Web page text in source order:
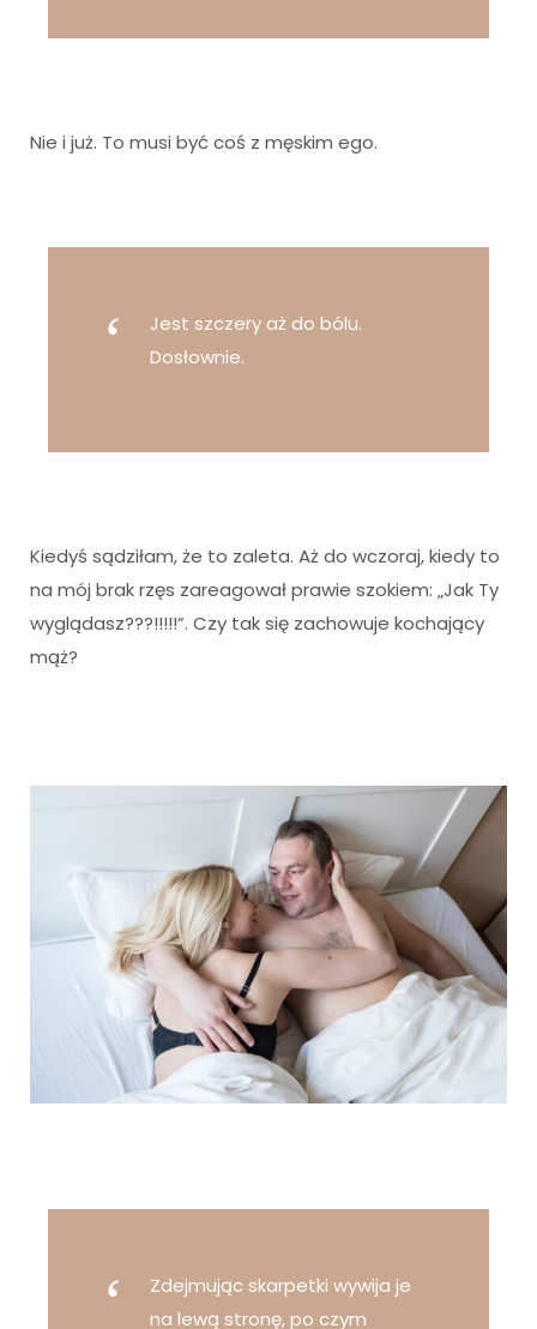
Nie i już. To musi być coś z męskim ego.
Jest szczery aż do bólu.
Dosłownie.
Kiedyś sądziłam, że to zaleta. Aż do wczoraj, kiedy to
na mój brak rzęs zareagował prawie szokiem: „Jak Ty
wyglądasz???!!!!!”. Czy tak się zachowuje kochający
mąż?
Zdejmując skarpetki wywija je
na lewą stronę, po czym